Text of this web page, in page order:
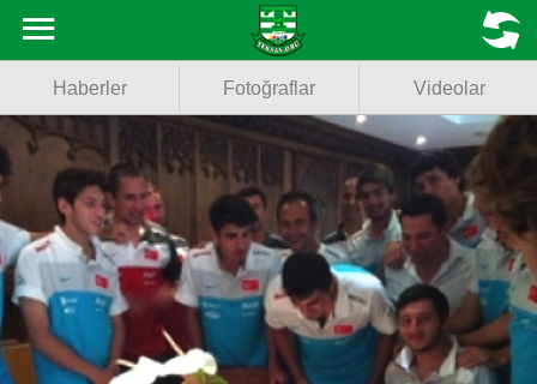
Fotoğraflar
Videolar
Basketbol
Voleybol
Puan Durumu
MENU
Haberler Fotoğraflar Videolar